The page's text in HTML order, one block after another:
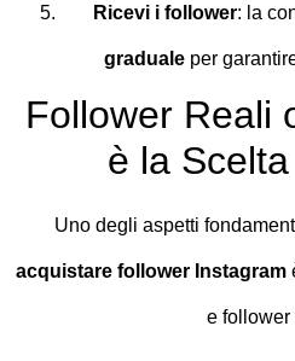
Ricevi i follower: la
gradualeper
Follower Reali
è la
Uno degli aspetti
acquistare follower Instagram
e follower